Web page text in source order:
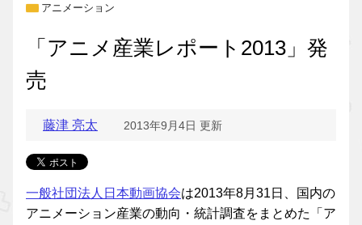
アニメーション
「アニメ産業レポート2013」発
売
藤津 亮太 2013年9月4日 更新
一般社団法人日本動画協会は2013年8月31日、国内の
アニメーション産業の動向・統計調査をまとめた「ア